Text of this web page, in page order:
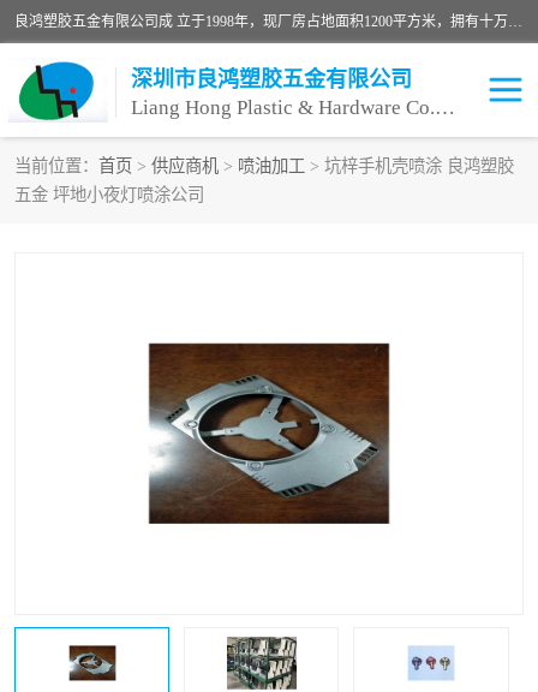
良鸿塑胶五金有限公司成 立于1998年，现厂房占地面积1200平方米，拥有十万级无尘车间，自动喷涂线1条，手动喷涂线2条，丝印移印滚印烫印拉线1条，本公司自建厂以来一直 以“顾客、品质、服务三个第一”为原则，从来货到处理、喷漆、烘烤、品检、包装等每一道工序都严格把持质量关，竭诚为广大朋友、客户服务。现如今已深得广 大客户信赖。
深圳市良鸿塑胶五金有限公司
Liang Hong Plastic & Hardware Co. Ltd
当前位置： 首页 > 供应商机 > 喷油加工 > 坑梓手机壳喷涂 良鸿塑胶
五金 坪地小夜灯喷涂公司
喷油加工